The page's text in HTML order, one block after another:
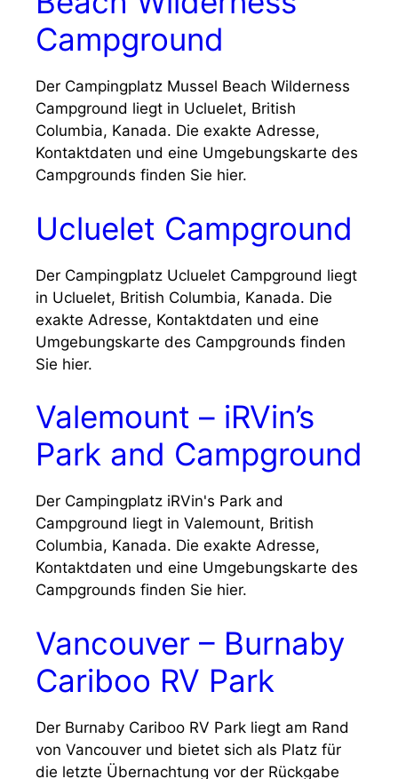
Campground
Der Campingplatz Mussel Beach Wilderness
Campground liegt in Ucluelet, British
Columbia, Kanada. Die exakte Adresse,
Kontaktdaten und eine Umgebungskarte des
Campgrounds finden Sie hier.
Ucluelet Campground
Der Campingplatz Ucluelet Campground liegt
in Ucluelet, British Columbia, Kanada. Die
exakte Adresse, Kontaktdaten und eine
Umgebungskarte des Campgrounds finden
Sie hier.
Valemount – iRVin’s
Park and Campground
Der Campingplatz iRVin's Park and
Campground liegt in Valemount, British
Columbia, Kanada. Die exakte Adresse,
Kontaktdaten und eine Umgebungskarte des
Campgrounds finden Sie hier.
Vancouver – Burnaby
Cariboo RV Park
Der Burnaby Cariboo RV Park liegt am Rand
von Vancouver und bietet sich als Platz für
die letzte Übernachtung vor der Rückgabe